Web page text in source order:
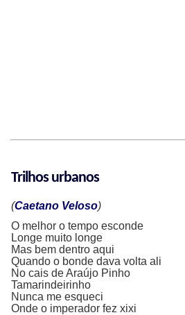
Trilhos urbanos
(Caetano Veloso)
O melhor o tempo esconde
Longe muito longe
Mas bem dentro aqui
Quando o bonde dava volta ali
No cais de Araújo Pinho
Tamarindeirinho
Nunca me esqueci
Onde o imperador fez xixi